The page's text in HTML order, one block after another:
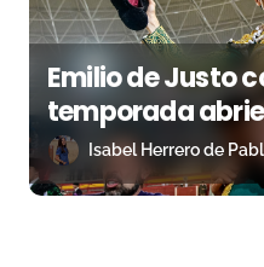
Emilio de Justo
temporada
grande
Isabel Herrero de